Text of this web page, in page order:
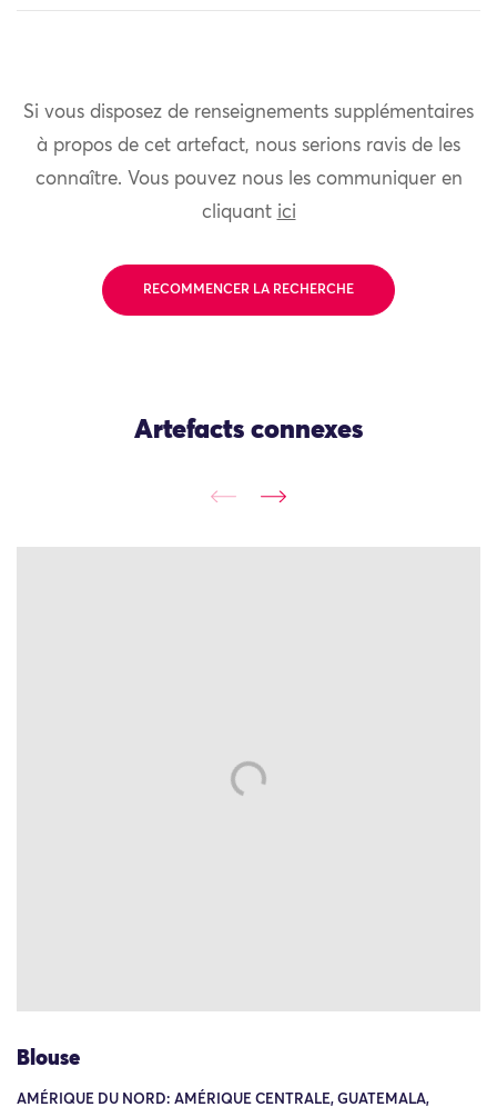
Si vous disposez de renseignements supplémentaires
à propos de cet artefact, nous serions ravis de les
connaître. Vous pouvez nous les communiquer en
cliquant ici
RECOMMENCER LA RECHERCHE
Artefacts connexes
Blouse
AMÉRIQUE DU NORD: AMÉRIQUE CENTRALE, GUATEMALA,